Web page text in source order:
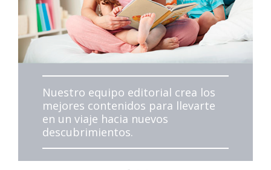
Nuestro equipo editorial crea los
mejores contenidos para llevarte
en un viaje hacia nuevos
descubrimientos.